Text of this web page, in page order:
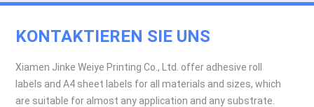
KONTAKTIEREN SIE UNS
Xiamen Jinke Weiye Printing Co., Ltd. offer adhesive roll
labels and A4 sheet labels for all materials and sizes, which
are suitable for almost any application and any substrate.